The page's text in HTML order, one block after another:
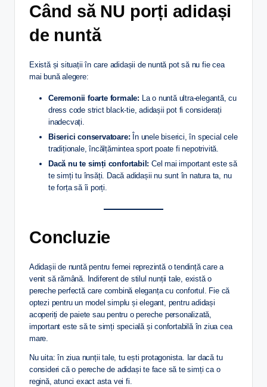
Când să NU porți adidași
de nuntă
Există și situații în care adidașii de nuntă pot să nu fie cea
mai bună alegere:
Ceremonii foarte formale: La o nuntă ultra-elegantă, cu
dress code strict black-tie, adidașii pot fi considerați
inadecvați.
Biserici conservatoare: În unele biserici, în special cele
tradiționale, încălțămintea sport poate fi nepotrivită.
Dacă nu te simți confortabil: Cel mai important este să
te simți tu însăți. Dacă adidașii nu sunt în natura ta, nu
te forța să îi porți.
Concluzie
Adidașii de nuntă pentru femei reprezintă o tendință care a
venit să rămână. Indiferent de stilul nunții tale, există o
pereche perfectă care combină eleganța cu confortul. Fie că
optezi pentru un model simplu și elegant, pentru adidași
acoperiți de paiete sau pentru o pereche personalizată,
important este să te simți specială și confortabilă în ziua cea
mare.
Nu uita: în ziua nunții tale, tu ești protagonista. Iar dacă tu
consideri că o pereche de adidași te face să te simți ca o
regină, atunci exact asta vei fi.